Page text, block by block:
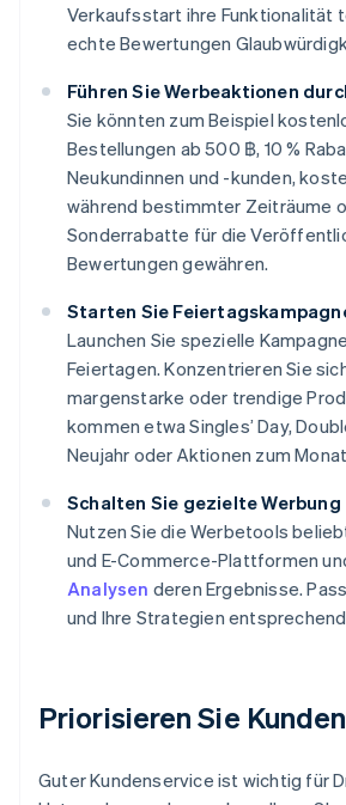
Verkaufsstart ihre Funktionalität
echte Bewertungen
Führen Sie Werbeaktionen
Sie könnten zum Beispiel
Bestellungen ab 500 ฿, 10 %
Neukundinnen und -kunden,
während bestimmter Zeiträume
Sonderrabatte für die
Bewertungen gewähren.
Starten Sie
Launchen Sie spezielle
Feiertagen. Konzentrieren Sie
margenstarke oder trendige
kommen etwa Singles’ Day,
Neujahr oder Aktionen zum
Schalten Sie gezielte Werbung
Nutzen Sie die Werbetools
und E-Commerce-Plattformen
Analysen deren Ergebnisse.
und Ihre Strategien entsprechend
Priorisieren Sie
Guter Kundenservice ist wichtig für